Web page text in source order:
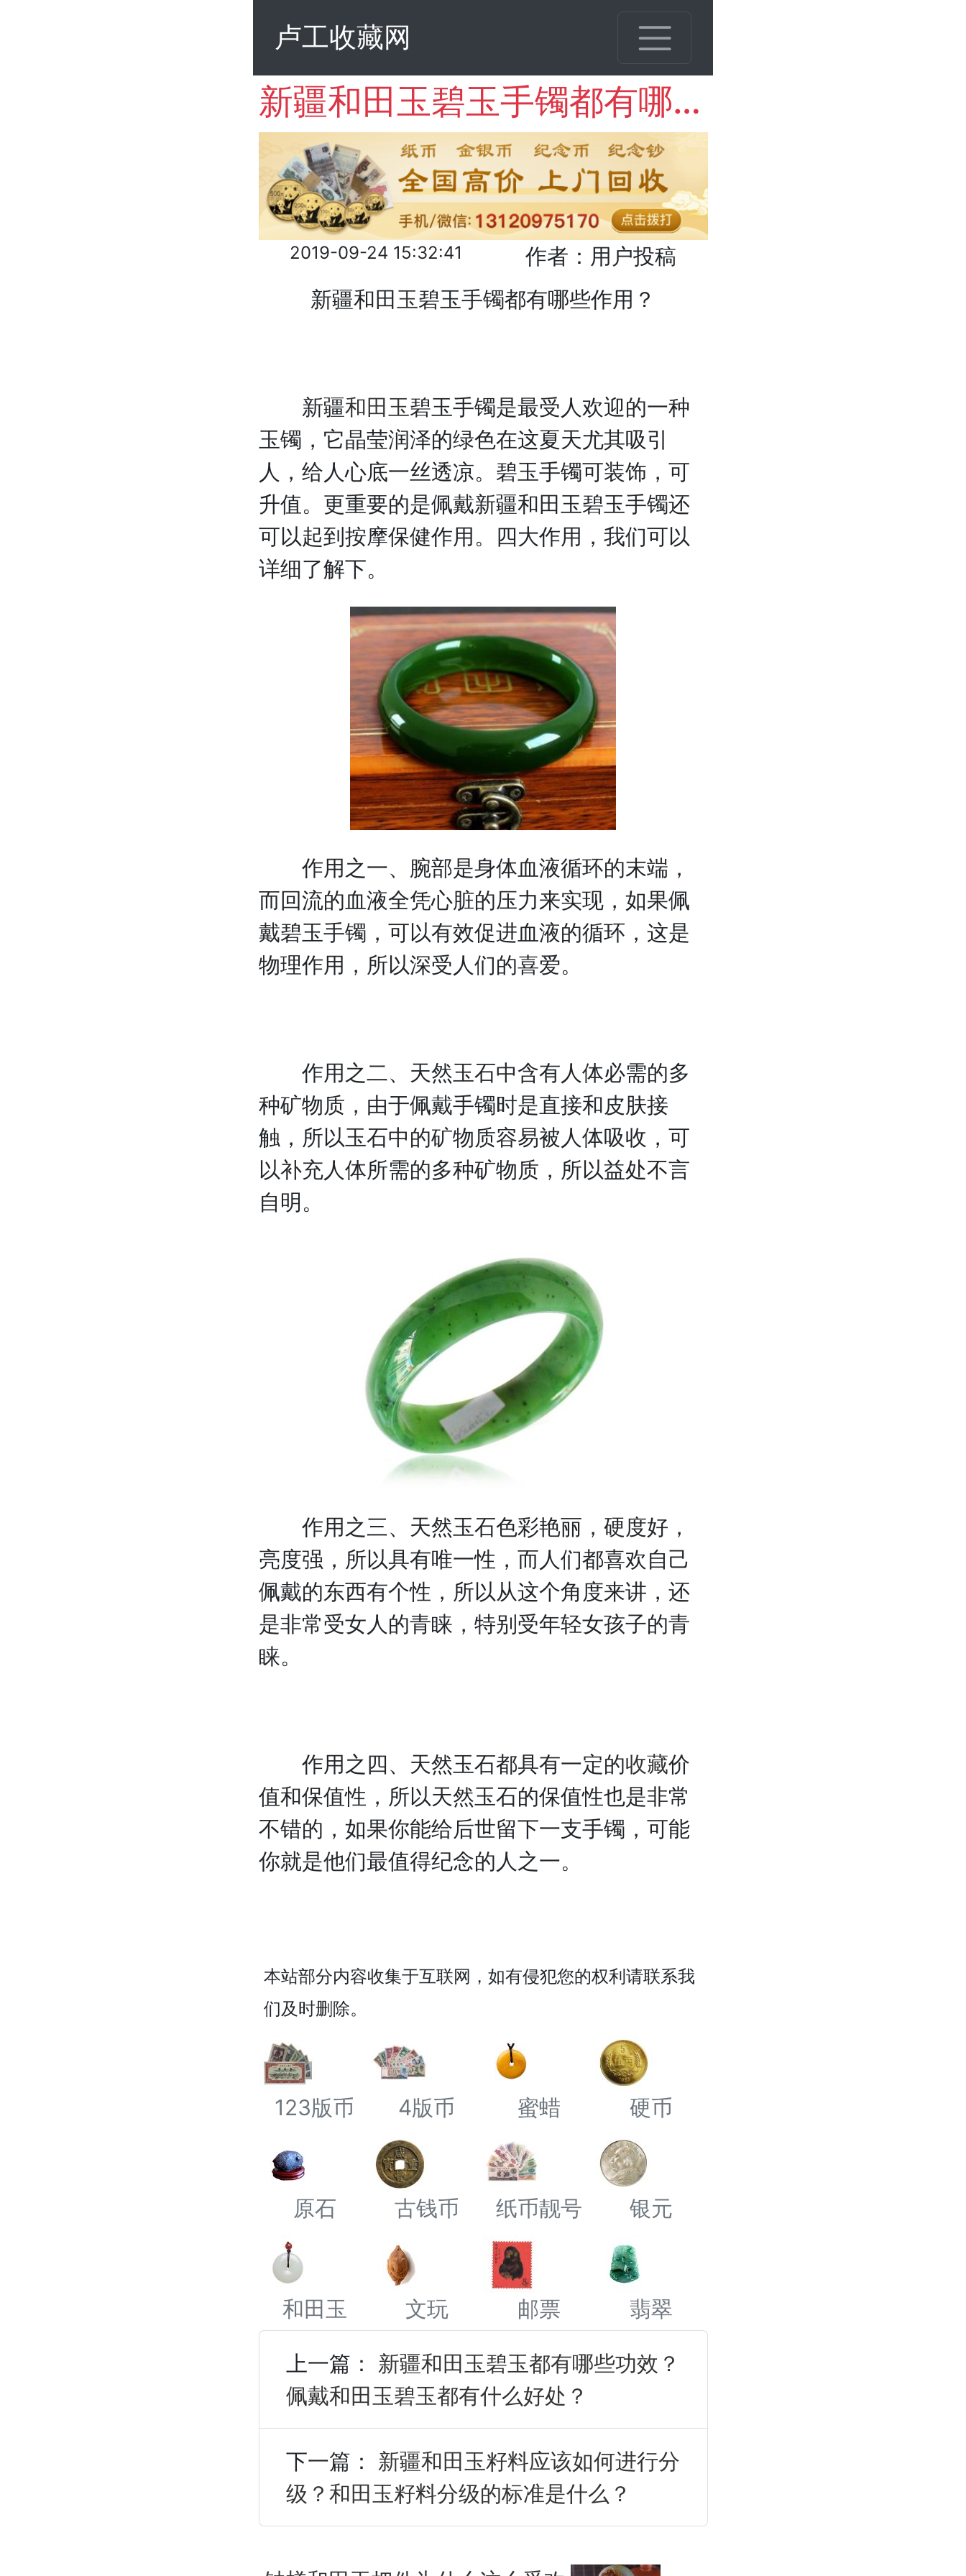
卢工收藏网
新疆和田玉碧玉手镯都有哪些作用？
2019-09-24 15:32:41
作者：用户投稿
新疆和田玉碧玉手镯都有哪些作用？
新疆和田玉碧玉手镯是最受人欢迎的一种
玉镯，它晶莹润泽的绿色在这夏天尤其吸引
人，给人心底一丝透凉。碧玉手镯可装饰，可
升值。更重要的是佩戴新疆和田玉碧玉手镯还
可以起到按摩保健作用。四大作用，我们可以
详细了解下。
作用之一、腕部是身体血液循环的末端，
而回流的血液全凭心脏的压力来实现，如果佩
戴碧玉手镯，可以有效促进血液的循环，这是
物理作用，所以深受人们的喜爱。
作用之二、天然玉石中含有人体必需的多
种矿物质，由于佩戴手镯时是直接和皮肤接
触，所以玉石中的矿物质容易被人体吸收，可
以补充人体所需的多种矿物质，所以益处不言
自明。
作用之三、天然玉石色彩艳丽，硬度好，
亮度强，所以具有唯一性，而人们都喜欢自己
佩戴的东西有个性，所以从这个角度来讲，还
是非常受女人的青睐，特别受年轻女孩子的青
睐。
作用之四、天然玉石都具有一定的收藏价
值和保值性，所以天然玉石的保值性也是非常
不错的，如果你能给后世留下一支手镯，可能
你就是他们最值得纪念的人之一。
本站部分内容收集于互联网，如有侵犯您的权利请联系我
们及时删除。
123版币 4版币 蜜蜡 硬币
原石 古钱币 纸币靓号 银元
和田玉 文玩 邮票 翡翠
上一篇： 新疆和田玉碧玉都有哪些功效？
佩戴和田玉碧玉都有什么好处？
下一篇： 新疆和田玉籽料应该如何进行分
级？和田玉籽料分级的标准是什么？